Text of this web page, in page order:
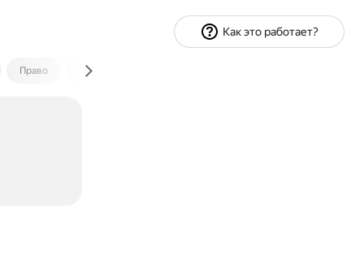
Право Экономика и финансы
Как это работает?